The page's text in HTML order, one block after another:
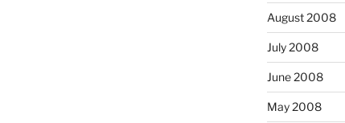
August 2008
July 2008
June 2008
May 2008